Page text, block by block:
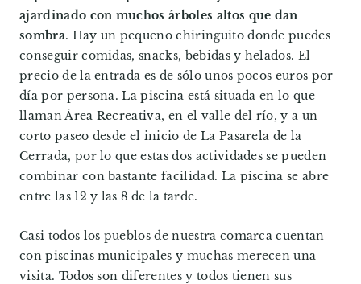
ajardinado con muchos árboles altos que dan
sombra. Hay un pequeño chiringuito donde puedes
conseguir comidas, snacks, bebidas y helados. El
precio de la entrada es de sólo unos pocos euros por
día por persona. La piscina está situada en lo que
llaman Área Recreativa, en el valle del río, y a un
corto paseo desde el inicio de La Pasarela de la
Cerrada, por lo que estas dos actividades se pueden
combinar con bastante facilidad. La piscina se abre
entre las 12 y las 8 de la tarde.
Casi todos los pueblos de nuestra comarca cuentan
con piscinas municipales y muchas merecen una
visita. Todos son diferentes y todos tienen sus